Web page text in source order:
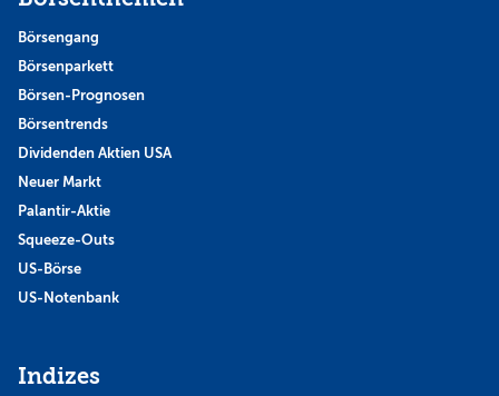
Börsengang
Börsenparkett
Börsen-Prognosen
Börsentrends
Dividenden Aktien USA
Neuer Markt
Palantir-Aktie
Squeeze-Outs
US-Börse
US-Notenbank
Indizes